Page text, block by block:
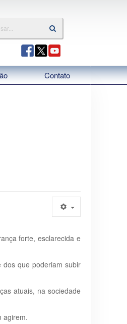
Contato
forte, esclarecida e
dos que poderiam subir
atuais, na sociedade
agirem.